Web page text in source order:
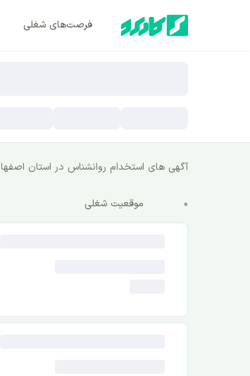
فرصت‌های شغلی
آگهی های استخدام روانشناس در استان
0 موقعیت شغلی